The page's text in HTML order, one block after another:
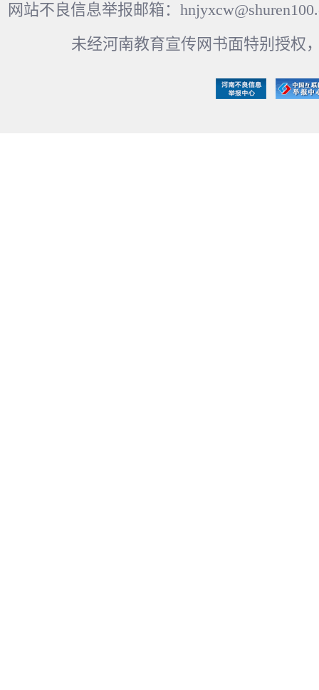
网站不良信息举报邮箱：
未经河南教育宣传网书面特别授权